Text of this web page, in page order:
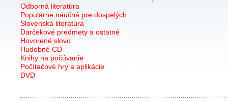
Odborná literatúra
Populárne náučná pre dospelých
Slovenská literatúra
Darčekové predmety a ostatné
Hovorené slovo
Hudobné CD
Knihy na počúvanie
Počítačové hry a aplikácie
DVD